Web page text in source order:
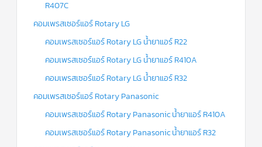
R407C
คอมเพรสเซอร์แอร์ Rotary LG
คอมเพรสเซอร์แอร์ Rotary LG น้ำยาแอร์ R22
คอมเพรสเซอร์แอร์ Rotary LG น้ำยาแอร์ R410A
คอมเพรสเซอร์แอร์ Rotary LG น้ำยาแอร์ R32
คอมเพรสเซอร์แอร์ Rotary Panasonic
คอมเพรสเซอร์แอร์ Rotary Panasonic น้ำยาแอร์ R410A
คอมเพรสเซอร์แอร์ Rotary Panasonic น้ำยาแอร์ R32